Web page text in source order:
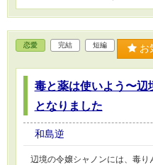
恋愛 完結 短編 お
毒と薬は使いよう〜辺
となりました
和島逆
辺境の令嬢シャノンには、毒り